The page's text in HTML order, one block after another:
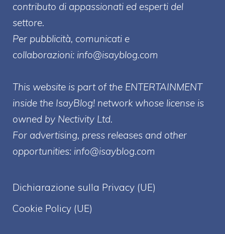
contributo di appassionati ed esperti del
settore.
Per pubblicità, comunicati e
collaborazioni: info@isayblog.com
This website is part of the ENTERTAINMENT
inside the IsayBlog! network whose license is
owned by Nectivity Ltd.
For advertising, press releases and other
opportunities: info@isayblog.com
Dichiarazione sulla Privacy (UE)
Cookie Policy (UE)